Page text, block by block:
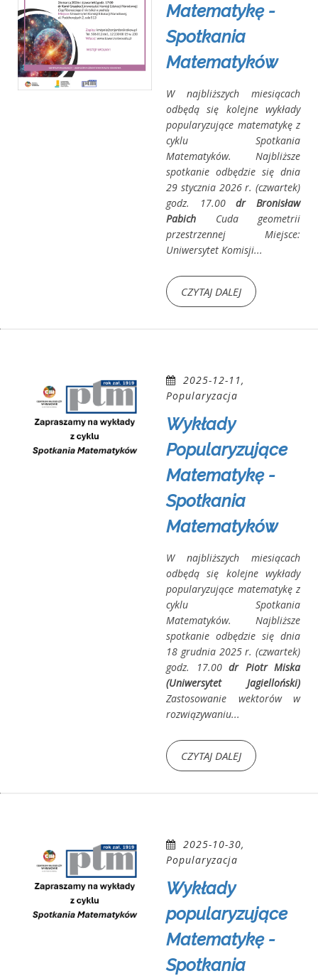
Matematykę -
Spotkania
Matematyków
W najbliższych miesiącach
odbędą się kolejne wykłady
popularyzujące matematykę z
cyklu Spotkania
Matematyków. Najbliższe
spotkanie odbędzie się dnia
29 stycznia 2026 r. (czwartek)
godz. 17.00dr Bronisław
Pabich
Cuda geometrii
przestrzennej Miejsce:
Uniwersytet Komisji...
CZYTAJ DALEJ
2025-12-11,
Popularyzacja
Wykłady
Popularyzujące
Matematykę -
Spotkania
Matematyków
W najbliższych miesiącach
odbędą się kolejne wykłady
popularyzujące matematykę z
cyklu Spotkania
Matematyków. Najbliższe
spotkanie odbędzie się dnia
18 grudnia 2025 r. (czwartek)
godz. 17.00 dr Piotr Miska
(Uniwersytet Jagielloński)
Zastosowanie wektorów w
rozwiązywaniu...
CZYTAJ DALEJ
2025-10-30,
Popularyzacja
Wykłady
popularyzujące
Matematykę -
Spotkania